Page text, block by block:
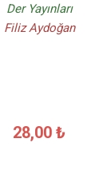
Der Yayınları
Filiz Aydoğan
28,00 ₺